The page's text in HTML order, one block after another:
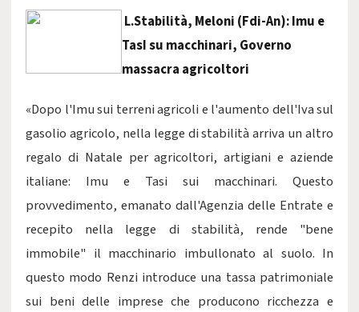
L.Stabilità, Meloni (Fdi-An): Imu e
TasI su macchinari, Governo
massacra agricoltori
«Dopo l'Imu sui terreni agricoli e l'aumento dell'Iva sul
gasolio agricolo, nella legge di stabilità arriva un altro
regalo di Natale per agricoltori, artigiani e aziende
italiane: Imu e Tasi sui macchinari. Questo
provvedimento, emanato dall'Agenzia delle Entrate e
recepito nella legge di stabilità, rende "bene
immobile" il macchinario imbullonato al suolo. In
questo modo Renzi introduce una tassa patrimoniale
sui beni delle imprese che producono ricchezza e